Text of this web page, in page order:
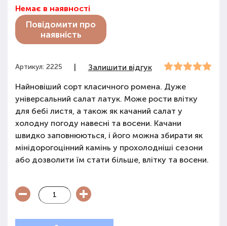
Немає в наявності
Повідомити про
наявність
Артикул: 2225 |
Залишити відгук
Найновіший сорт класичного ромена. Дуже
універсальний салат латук. Може рости влітку
для бебі листя, а також як качаний салат у
холодну погоду навесні та восени. Качани
швидко заповнюються, і його можна збирати як
мінідорогоцінний камінь у прохолодніші сезони
або дозволити їм стати більше, влітку та восени.